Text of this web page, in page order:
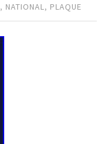
, NATIONAL, PLAQUE